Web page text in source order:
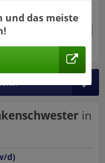
3.375 €
in
d)
und das meiste